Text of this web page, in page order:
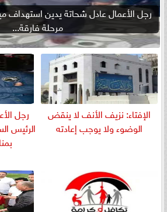
رجل الأعمال عادل شحاتة يدين استهداف
مرحلة فارقة...
الإفتاء: نزيف الأنف لا ينقض
الوضوء ولا يوجب إعادته
رجل
الرئيس